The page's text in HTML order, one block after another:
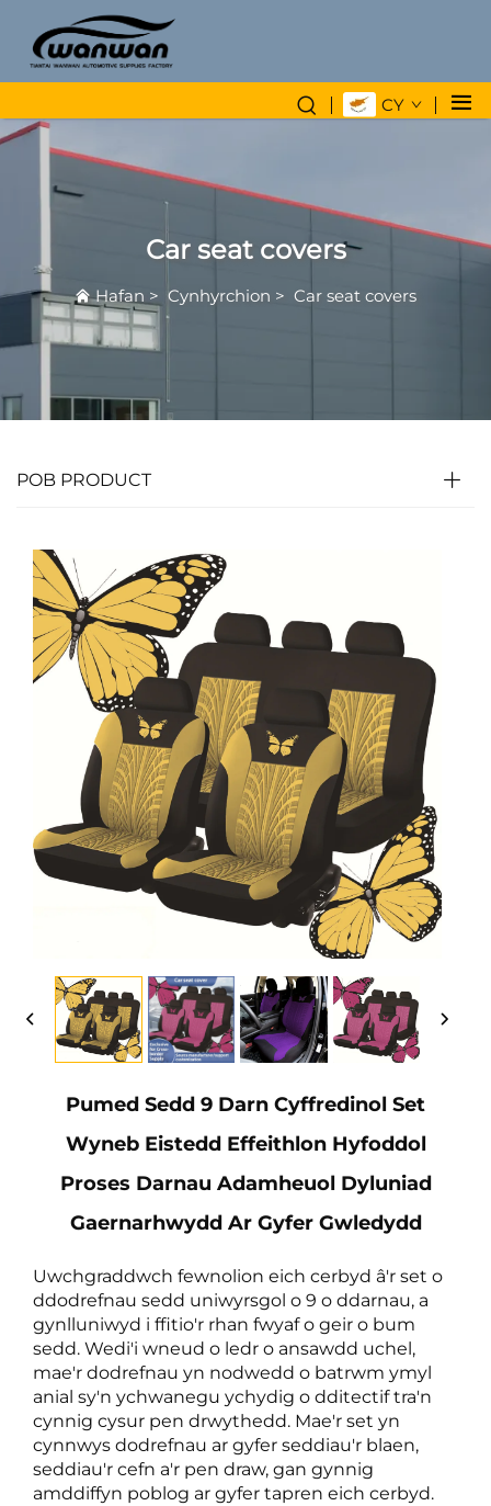
CY
Car seat covers
Hafan > Cynhyrchion > Car seat covers
POB PRODUCT
Pumed Sedd 9 Darn Cyffredinol Set
Wyneb Eistedd Effeithlon Hyfoddol
Proses Darnau Adamheuol Dyluniad
Gaernarhwydd Ar Gyfer Gwledydd
Uwchgraddwch fewnolion eich cerbyd â'r set o
ddodrefnau sedd uniwyrsgol o 9 o ddarnau, a
gynlluniwyd i ffitio'r rhan fwyaf o geir o bum
sedd. Wedi'i wneud o ledr o ansawdd uchel,
mae'r dodrefnau yn nodwedd o batrwm ymyl
anial sy'n ychwanegu ychydig o dditectif tra'n
cynnig cysur pen drwythedd. Mae'r set yn
cynnwys dodrefnau ar gyfer seddiau'r blaen,
seddiau'r cefn a'r pen draw, gan gynnig
amddiffyn poblog ar gyfer tapren eich cerbyd.